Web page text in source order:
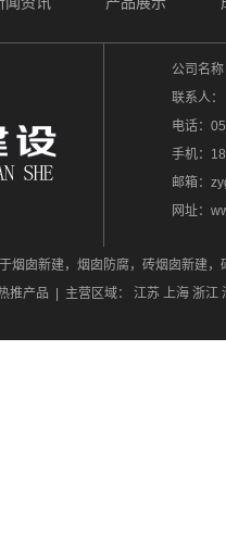
公司名
联系人
电话：
手机：
邮箱：
网址：
烟囱新建，烟囱防腐，砖烟囱新建
推产品 | 主营区域： 江苏 上海 浙江